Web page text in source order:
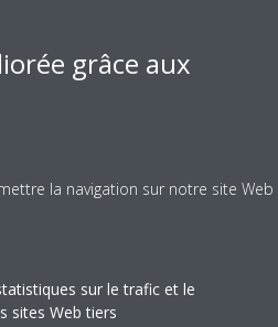
grâce aux
la navigation sur notre site Web
sur le trafic et le
sites Web tiers